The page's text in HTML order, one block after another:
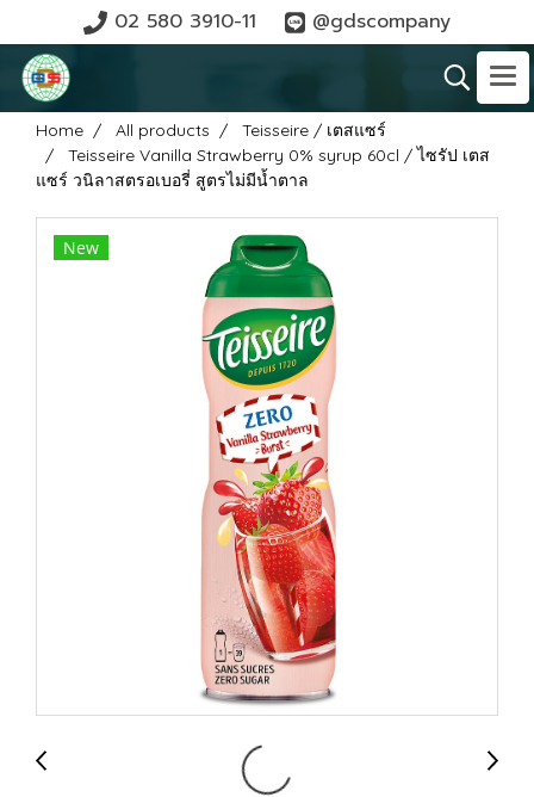
02 580 3910-11 @gdscompany
Home All products
Teisseire / เตสแซร์
Teisseire Vanilla Strawberry 0% syrup 60cl / ไซรัป เตส
แซร์ วนิลาสตรอเบอรี่ สูตรไม่มีน้ำตาล
New